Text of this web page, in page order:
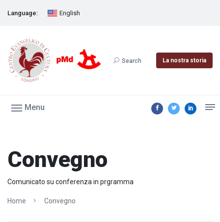
Language: English
Search La nostra storia
Menu
Convegno
Comunicato su conferenza in prgramma
Home Convegno